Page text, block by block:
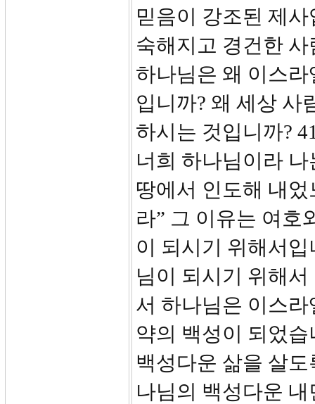
믿음이 강조된 제
숙해지고 경건한
하나님은 왜 이스
입니까? 왜 세상 사
하시는 것입니까?
너희 하나님이라
땅에서 인도해 내
라” 그 이유는 여호
이 되시기 위해서
님이 되시기 위해
서 하나님은 이스
약의 백성이 되었
백성다운 삶을 살
나님의 백성다운